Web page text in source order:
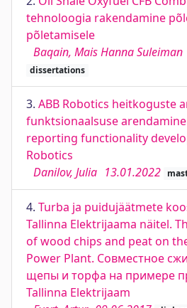
tehnoloogia rakendamine
põletamisele
Baqain, Mais Hanna Suleiman
dissertations
3. ABB Robotics heitkoguste
funktsionaalsuse
reporting functionality
Robotics
Danilov, Julia 13.01.2022
4. Turba ja puidujäätmete
Tallinna Elektrijaama näitel.
of wood chips and peat on
Power Plant. Совместное
щепы и торфа на примере
Tallinna Elektrijaam